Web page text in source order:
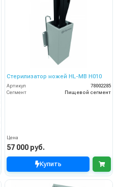
Стерилизатор ножей HL-MB H010
Артикул
78002285
Сегмент
Пищевой сегмент
Цена
57 000 руб.
Купить